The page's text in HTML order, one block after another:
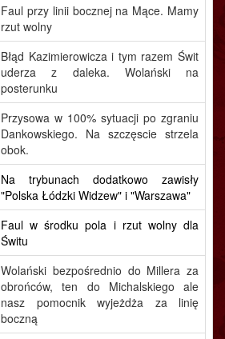
Faul przy linii bocznej na Mące. Mamy
rzut wolny
Błąd Kazimierowicza i tym razem Świt
uderza z daleka. Wolański na
posterunku
Przysowa w 100% sytuacji po zgraniu
Dankowskiego. Na szczęscie strzela
obok.
Na trybunach dodatkowo zawisły
"Polska Łódzki Widzew" i "Warszawa"
Faul w środku pola i rzut wolny dla
Świtu
Wolański bezpośrednio do Millera za
obrońców, ten do Michalskiego ale
nasz pomocnik wyjeżdża za linię
boczną